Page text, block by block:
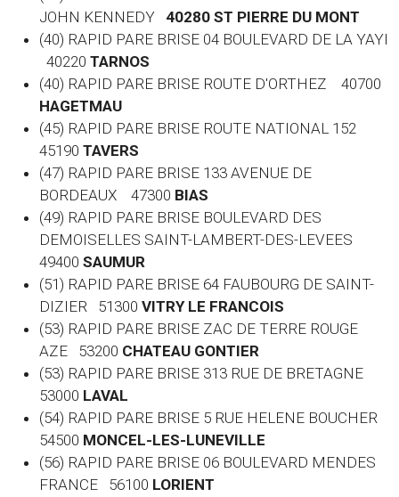
JOHN KENNEDY
40280 ST PIERRE DU MONT
(40) RAPID PARE BRISE 04 BOULEVARD DE LA YAYI
40220 TARNOS
(40) RAPID PARE BRISE ROUTE D'ORTHEZ 40700
HAGETMAU
(45) RAPID PARE BRISE ROUTE NATIONAL 152
45190 TAVERS
(47) RAPID PARE BRISE 133 AVENUE DE
BORDEAUX 47300 BIAS
(49) RAPID PARE BRISE BOULEVARD DES
DEMOISELLES SAINT-LAMBERT-DES-LEVEES
49400 SAUMUR
(51) RAPID PARE BRISE 64 FAUBOURG DE SAINT-
DIZIER 51300 VITRY LE FRANCOIS
(53) RAPID PARE BRISE ZAC DE TERRE ROUGE
AZE 53200 CHATEAU GONTIER
(53) RAPID PARE BRISE 313 RUE DE BRETAGNE
53000 LAVAL
(54) RAPID PARE BRISE 5 RUE HELENE BOUCHER
54500 MONCEL-LES-LUNEVILLE
(56) RAPID PARE BRISE 06 BOULEVARD MENDES
FRANCE 56100 LORIENT